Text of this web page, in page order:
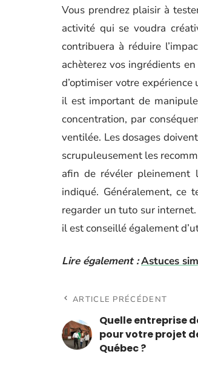
Vous prendrez plaisir à
activité qui se voudra
contribuera à réduire
achèterez vos ingrédients
d’optimiser votre
il est important de
concentration, par
ventilée. Les dosages
scrupuleusement les
afin de révéler pleinement
indiqué. Généralement, ce
regarder un tuto sur
il est conseillé également
Lire également :Astuces
ARTICLE PRÉCÉDENT
Quelle entreprise
pour votre projet
Québec ?